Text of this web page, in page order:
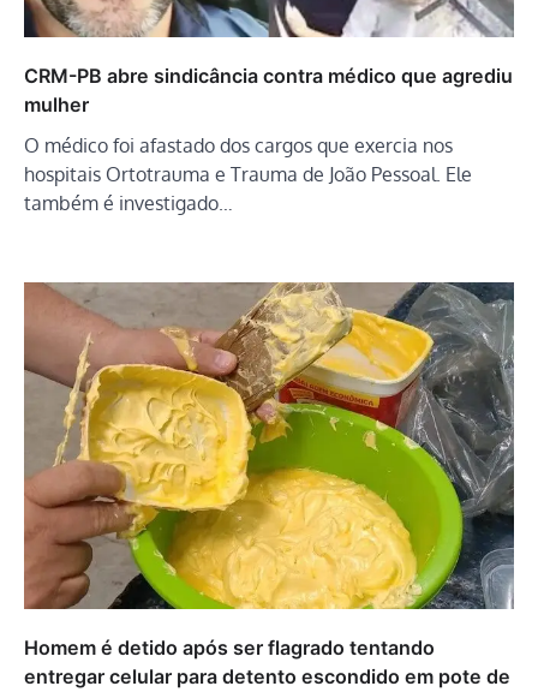
CRM-PB abre sindicância contra médico que agrediu
mulher
O médico foi afastado dos cargos que exercia nos
hospitais Ortotrauma e Trauma de João Pessoal. Ele
também é investigado…
Homem é detido após ser flagrado tentando
entregar celular para detento escondido em pote de